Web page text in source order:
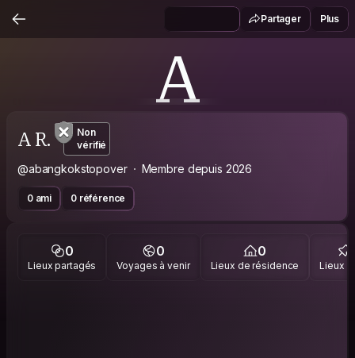
Partager Plus
A
A R.
Non
vérifié
@abangkokstopover Membre depuis 2026
0 ami 0 référence
0
Lieux partagés
0
Voyages à venir
0
Lieux de résidence Lieux